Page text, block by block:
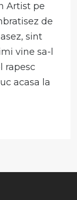
Artist pe
de
sint
vine sa-l
rapesc
acasa la